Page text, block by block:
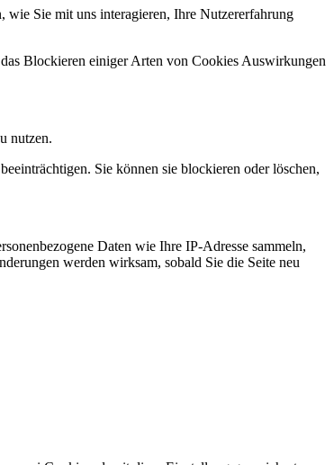
wie Sie mit uns interagieren, Ihre Nutzererfahrung
Blockieren einiger Arten von Cookies Auswirkungen
nutzen.
Sie können sie blockieren oder löschen,
Daten wie Ihre IP-Adresse sammeln,
werden wirksam, sobald Sie die Seite neu